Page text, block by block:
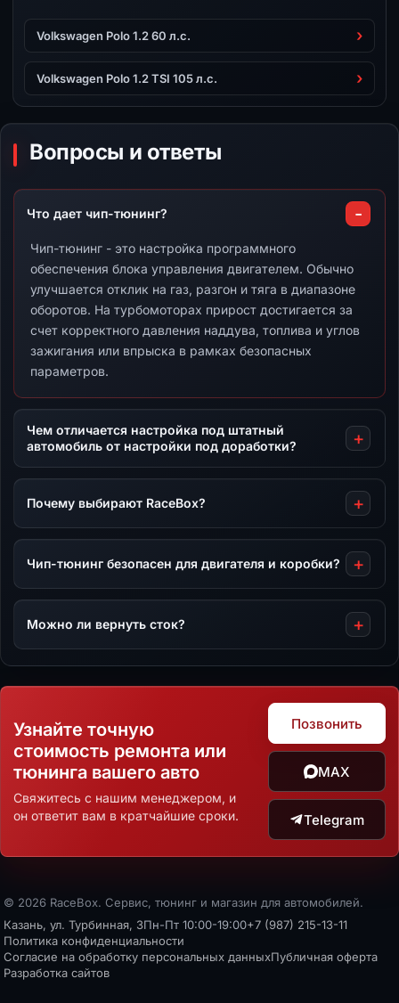
Volkswagen Polo 1.2 60 л.с.
Volkswagen Polo 1.2 TSI 105 л.с.
Вопросы и ответы
Что дает чип-тюнинг?
Чип-тюнинг - это настройка программного
обеспечения блока управления двигателем. Обычно
улучшается отклик на газ, разгон и тяга в диапазоне
оборотов. На турбомоторах прирост достигается за
счет корректного давления наддува, топлива и углов
зажигания или впрыска в рамках безопасных
параметров.
Чем отличается настройка под штатный
автомобиль от настройки под доработки?
Почему выбирают RaceBox?
Чип-тюнинг безопасен для двигателя и коробки?
Можно ли вернуть сток?
Узнайте точную
стоимость ремонта или
тюнинга вашего авто
Свяжитесь с нашим менеджером, и
он ответит вам в кратчайшие сроки.
Позвонить
MAX
Telegram
© 2026 RaceBox. Сервис, тюнинг и магазин для автомобилей.
Казань, ул. Турбинная, 3Пн-Пт 10:00-19:00+7 (987) 215-13-11
Политика конфиденциальности
Согласие на обработку персональных данныхПубличная оферта
Разработка сайтов